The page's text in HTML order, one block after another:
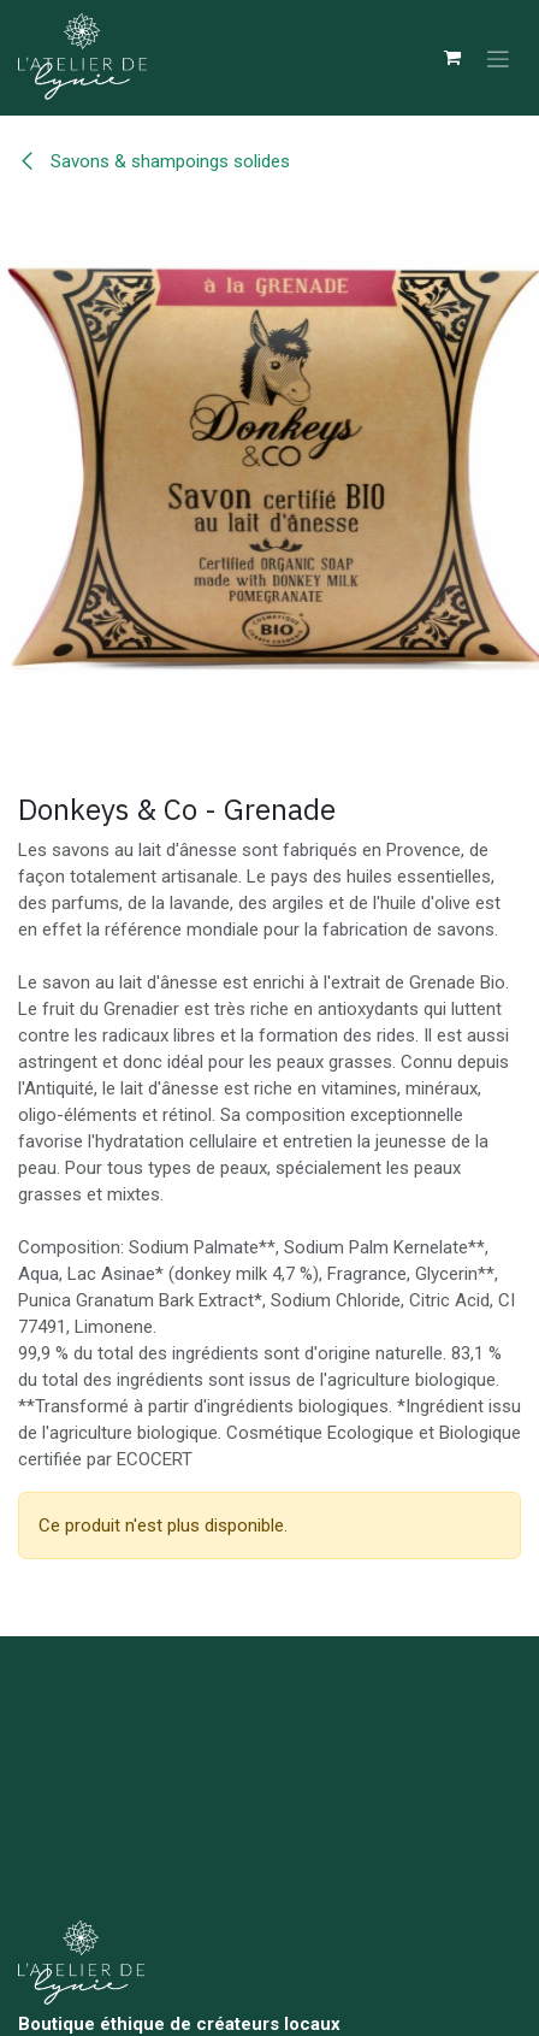
Se rendre au contenu
Savons & shampoings solides
Donkeys & Co - Grenade
Les savons au lait d'ânesse sont fabriqués en Provence, de
façon totalement artisanale. Le pays des huiles essentielles,
des parfums, de la lavande, des argiles et de l'huile d'olive est
en effet la référence mondiale pour la fabrication de savons.
Le savon au lait d'ânesse est enrichi à l'extrait de Grenade Bio.
Le fruit du Grenadier est très riche en antioxydants qui luttent
contre les radicaux libres et la formation des rides. Il est aussi
astringent et donc idéal pour les peaux grasses. Connu depuis
l'Antiquité, le lait d'ânesse est riche en vitamines, minéraux,
oligo-éléments et rétinol. Sa composition exceptionnelle
favorise l'hydratation cellulaire et entretien la jeunesse de la
peau. Pour tous types de peaux, spécialement les peaux
grasses et mixtes.
Composition: Sodium Palmate**, Sodium Palm Kernelate**,
Aqua, Lac Asinae* (donkey milk 4,7 %), Fragrance, Glycerin**,
Punica Granatum Bark Extract*, Sodium Chloride, Citric Acid, CI
77491, Limonene.
99,9 % du total des ingrédients sont d'origine naturelle. 83,1 %
du total des ingrédients sont issus de l'agriculture biologique.
**Transformé à partir d'ingrédients biologiques. *Ingrédient issu
de l'agriculture biologique. Cosmétique Ecologique et Biologique
certifiée par ECOCERT
Ce produit n'est plus disponible.
Boutique éthique de créateurs locaux